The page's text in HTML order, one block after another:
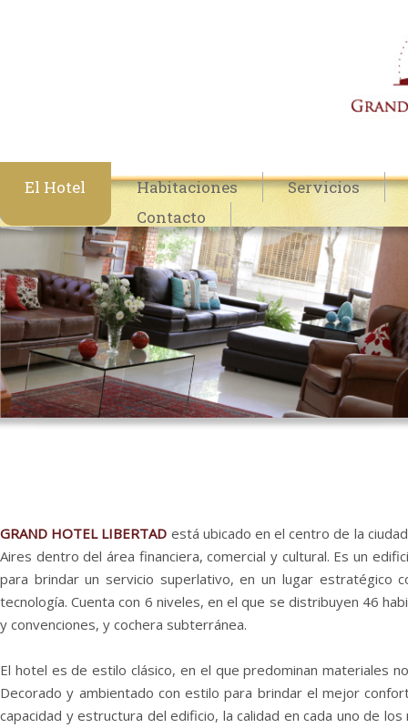
El Hotel Habitaciones
Servicios
Contacto
GRAND HOTEL LIBERTAD está ubicado en el centro de la
Aires dentro del área financiera, comercial y cultural. Es un
para brindar un servicio superlativo, en un lugar estratégico
tecnología. Cuenta con 6 niveles, en el que se distribuyen 46
y convenciones, y cochera subterránea.
El hotel es de estilo clásico, en el que predominan materiales
Decorado y ambientado con estilo para brindar el mejor
capacidad y estructura del edificio, la calidad en cada uno de